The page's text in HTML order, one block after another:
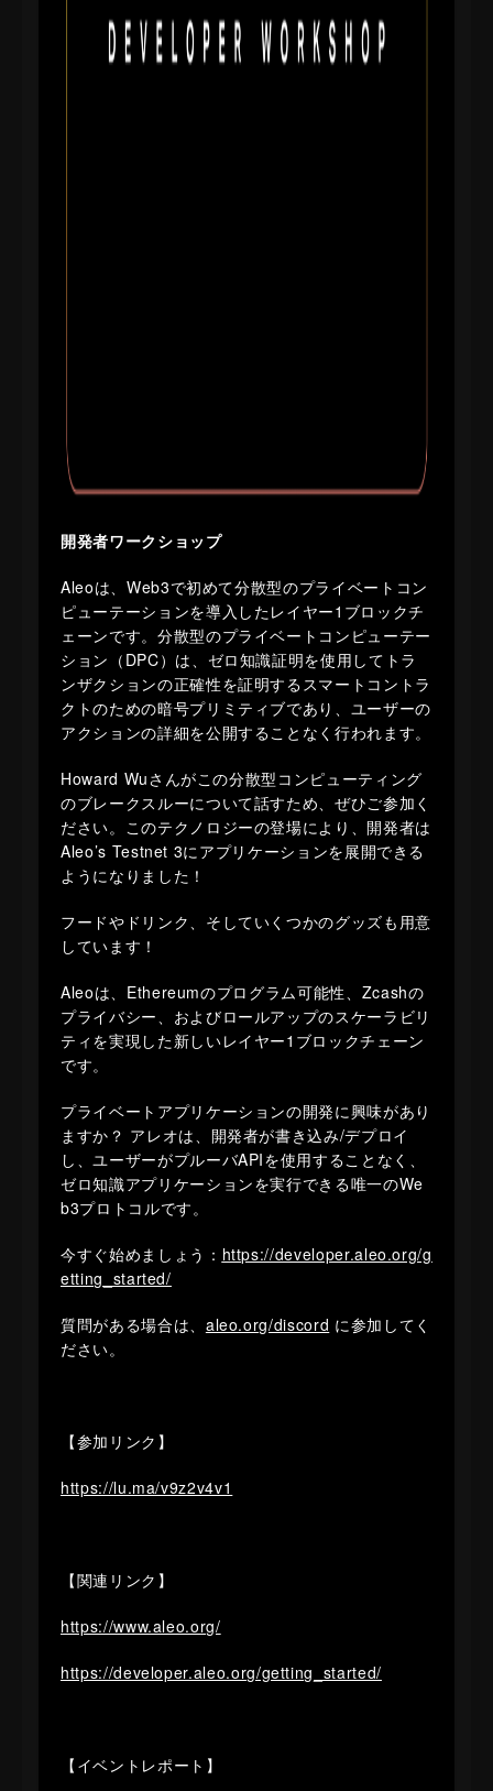
開発者ワークショップ
​Aleoは、Web3で初めて分散型のプライベートコン
ピューテーションを導入したレイヤー1ブロックチ
ェーンです。分散型のプライベートコンピューテー
ション（DPC）は、ゼロ知識証明を使用してトラ
ンザクションの正確性を証明するスマートコントラ
クトのための暗号プリミティブであり、ユーザーの
アクションの詳細を公開することなく行われます。
​Howard Wuさんがこの分散型コンピューティング
のブレークスルーについて話すため、ぜひご参加く
ださい。このテクノロジーの登場により、開発者は
Aleo’s Testnet 3にアプリケーションを展開できる
ようになりました！
​フードやドリンク、そしていくつかのグッズも用意
しています！
Aleoは、Ethereumのプログラム可能性、Zcashの
プライバシー、およびロールアップのスケーラビリ
ティを実現した新しいレイヤー1ブロックチェーン
です。
​​プライベートアプリケーションの開発に興味があり
ますか？ アレオは、開発者が書き込み/デプロイ
し、ユーザーがプルーバAPIを使用することなく、
ゼロ知識アプリケーションを実行できる唯一のWe
b3プロトコルです。
​​今すぐ始めましょう： https://developer.aleo.org/g
etting_started/
​​質問がある場合は、 aleo.org/discord に参加してく
ださい。
【参加リンク】
https://lu.ma/v9z2v4v1
【関連リンク】
https://www.aleo.org/
https://developer.aleo.org/getting_started/
【イベントレポート】